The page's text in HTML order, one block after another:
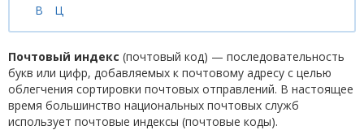
В Ц
Почтовый индекс (почтовый код) — последовательность
букв или цифр, добавляемых к почтовому адресу с целью
облегчения сортировки почтовых отправлений. В настоящее
время большинство национальных почтовых служб
использует почтовые индексы (почтовые коды).